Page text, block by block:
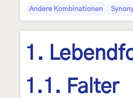
Andere Kombinationen
1.
1.1. Falter